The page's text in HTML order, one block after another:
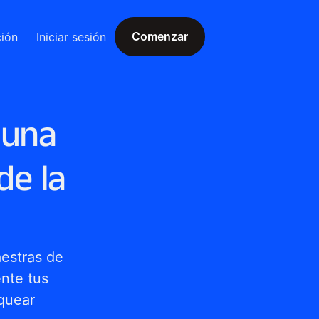
Iniciar sesión
Comenzar
la
de
tus